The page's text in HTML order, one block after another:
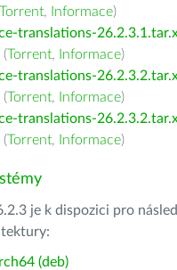
Torrent, Informace)
translations-
Torrent, Informace)
translations-
Torrent, Informace)
translations-
Torrent, Informace)
je k dispozici pro
(deb)